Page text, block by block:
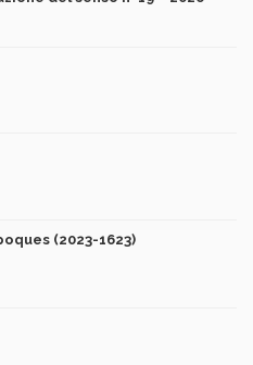
(2023-1623)